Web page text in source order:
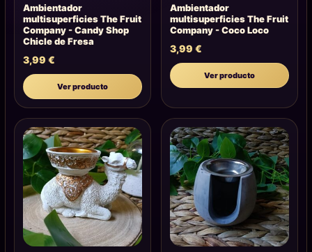
Ambientador
multisuperficies The Fruit
Company - Candy Shop
Chicle de Fresa
3,99 €
Ver producto
Ambientador
multisuperficies The Fruit
Company - Coco Loco
3,99 €
Ver producto